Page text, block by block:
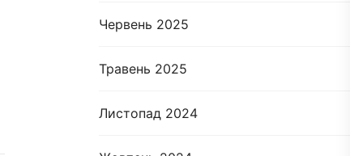
Червень 2025
Травень 2025
Листопад 2024